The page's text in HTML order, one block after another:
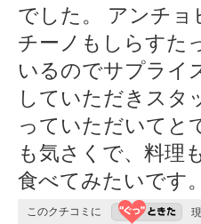
でした。 アンチ
チーノもしらすた
いるのでサプライ
していただきスタ
っていただいてと
も気さくで、料理
食べてみたいです。
このクチコミに